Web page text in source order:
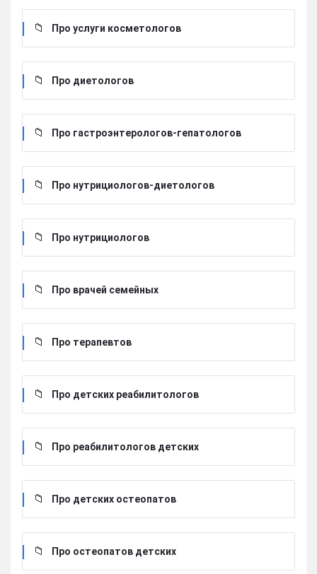
Про услуги косметологов
Про диетологов
Про гастроэнтерологов-гепатологов
Про нутрициологов-диетологов
Про нутрициологов
Про врачей семейных
Про терапевтов
Про детских реабилитологов
Про реабилитологов детских
Про детских остеопатов
Про остеопатов детских